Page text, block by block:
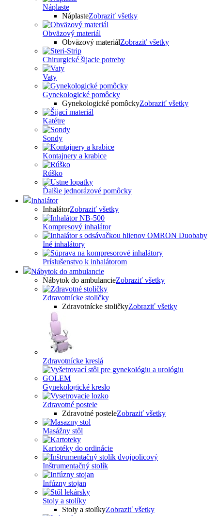
Náplaste
NáplasteZobraziť všetky
Obväzový materiál
Obväzový materiálZobraziť všetky
Chirurgické šijacie potreby
Vaty
Gynekologické pomôcky
Gynekologické pomôckyZobraziť všetky
Katétre
Sondy
Kontajnery a krabice
Rúško
Ďalšie jednorázové pomôcky
Inhalátor
InhalátorZobraziť všetky
Kompresový inhalátor
Iné inhalátory
Príslušenstvo k inhalátorom
Nábytok do ambulancie
Nábytok do ambulancieZobraziť všetky
Zdravotnícke stoličky
Zdravotnícke stoličkyZobraziť všetky
Zdravotnícke kreslá
Gynekologické kreslo
Zdravotné postele
Zdravotné posteleZobraziť všetky
Masážny stôl
Kartotéky do ordinácie
Inštrumentačný stolík
Infúzny stojan
Stoly a stolíky
Stoly a stolíkyZobraziť všetky